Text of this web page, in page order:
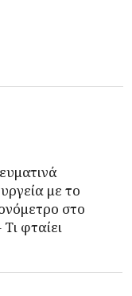
με το
στο
φταίει